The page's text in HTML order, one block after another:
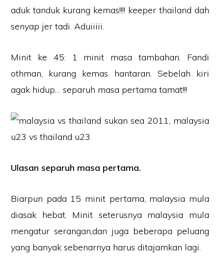
aduk tanduk kurang kemas!!!! keeper thailand dah
senyap jer tadi. Aduiiiii.
Minit ke 45: 1 minit masa tambahan. Fandi
othman, kurang kemas hantaran. Sebelah kiri
agak hidup… separuh masa pertama tamat!!!
Ulasan separuh masa pertama.
Biarpun pada 15 minit pertama, malaysia mula
diasak hebat. Minit seterusnya malaysia mula
mengatur serangan,dan juga beberapa peluang
yang banyak sebenarnya harus ditajamkan lagi.